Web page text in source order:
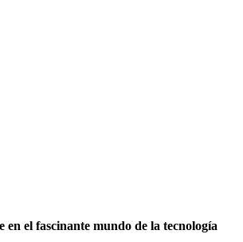
en el fascinante mundo de la tecnología